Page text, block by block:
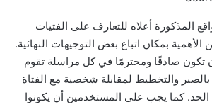
المذكورة أعلاه للتعارف على الفتيات
بمكان اتباع بعض التوجيهات النهائية.
صادقًا ومحترمًا في كل مراسلة تقوم
بالصبر والتخطيط لمقابلة شخصية مع الفتاة
الحد. كما يجب على المستخدمين أن يكونوا